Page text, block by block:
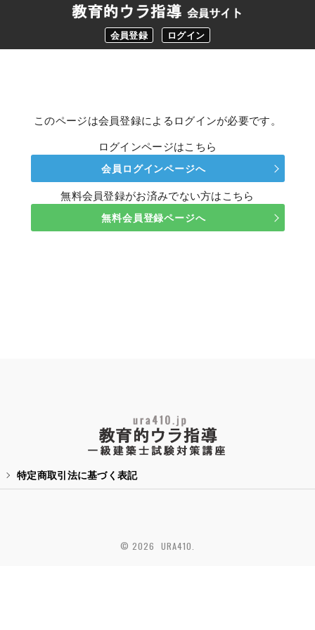
会員登録 ログイン
このページは会員登録によるログインが必要です。
ログインページはこちら
会員ログインページへ
無料会員登録がお済みでない方はこちら
無料会員登録ページへ
特定商取引法に基づく表記
© 2026 URA410.